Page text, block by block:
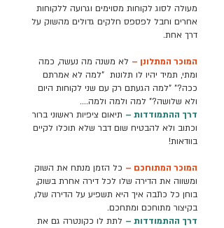
מעולה לסוג לקוחות מסוימים וגרועה ללקוחות
אחרים וחבל לפספס חלקים גדולים מהשוק על
דרך אחת.
המוכר המתלונן – לא משנה מה נעשה, כמה
ומתי, תמיד יהיו לו תלונות "למה לא אמרתם
ככה?" "למה הגעתם רק עם שני לקוחות היום
ולא שלושה?" למה ולמה ולמה....
דרך ההתמודדות – תיאום ציפיות ראשוני ברור
וכתוב ולא להבטיח שום דבר שלא תוכלו לקיים
בוודאות!
המוכר המתוחכם – כל הזמן מנתח את השוק
ומשווה את הדירה שלו לכל דירה אחרת בשוק,
בוחן כל כתבה איך היא תשפיע על הדירה שלו,
בקיצור מתוחכם ומתחכם.
דרך ההתמודדות – לתת לו כקונטרה גם את